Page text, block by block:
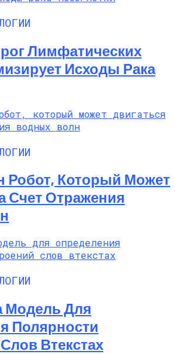
Лимфатических
Исходы Рака
Робот, Который Может
Счет Отражения
Модель Для
Полярности
Втекстах